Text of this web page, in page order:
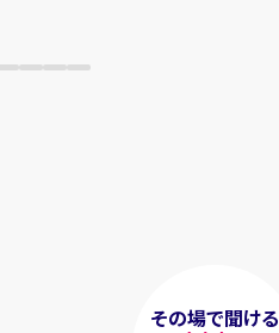
その場で聞ける